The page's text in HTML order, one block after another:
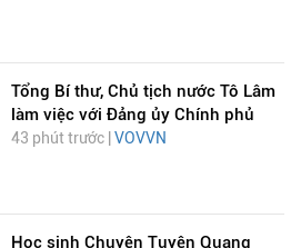
Tổng Bí thư, Chủ tịch nước Tô Lâm
làm việc với Đảng ủy Chính phủ
43 phút trước | VOVVN
Học sinh Chuyên Tuyên Quang